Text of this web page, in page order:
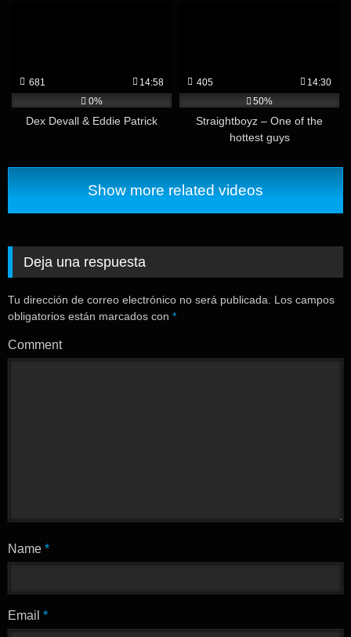
681
14:58
0%
Dex Devall & Eddie Patrick
405
14:30
50%
Straightboyz – One of the
hottest guys
Show more related videos
Deja una respuesta
Tu dirección de correo electrónico no será publicada.
Los campos
obligatorios están marcados con *
Comment
Name *
Email *